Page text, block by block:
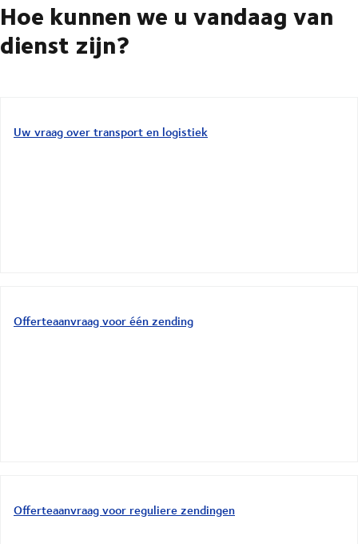
Hoe kunnen we u vandaag van
dienst zijn?
Uw vraag over transport en logistiek
Offerteaanvraag voor één zending
Offerteaanvraag voor reguliere zendingen